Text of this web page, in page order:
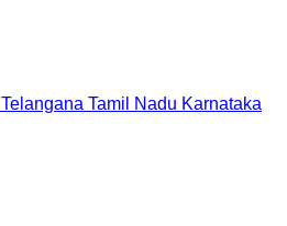
Telangana Tamil Nadu Karnataka